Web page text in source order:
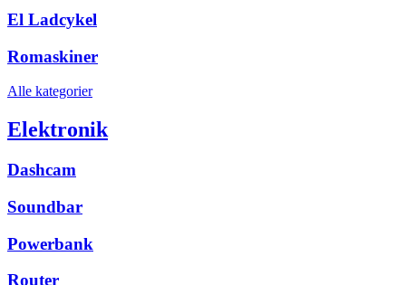
El Ladcykel
Romaskiner
Alle kategorier
Elektronik
Dashcam
Soundbar
Powerbank
Router